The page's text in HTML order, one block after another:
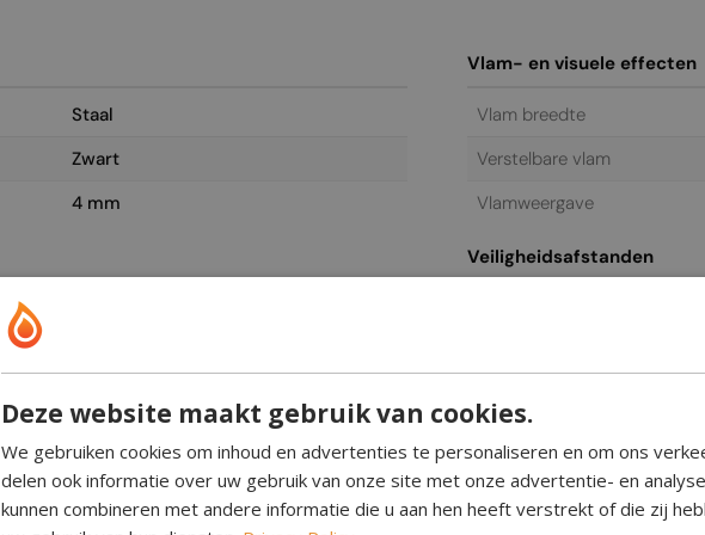
Staal
Zwart
4 mm
4,4 kW
Vlam- en visuele effecten
Vlam breedte
Verstelbare vlam
Vlamweergave
Veiligheidsafstanden
Stroomvereisten
Bediening en functies
Afstandsbediening
Deze website maakt gebruik van cookies.
We gebruiken cookies om inhoud en advertenties te personaliseren en om ons
delen ook informatie over uw gebruik van onze site met onze advertentie- en
kunnen combineren met andere informatie die u aan hen heeft verstrekt of die zij